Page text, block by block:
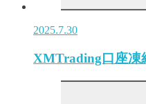
2025.7.30
XMTrading口座凍